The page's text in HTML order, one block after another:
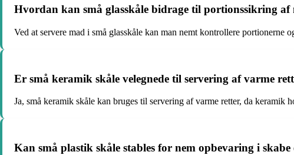
Hvordan kan små glasskåle bidrage til portionssikring af
Ved at servere mad i små glasskåle kan man nemt kontrollere portionerne
Er små keramik skåle velegnede til servering af varme
Ja, små keramik skåle kan bruges til servering af varme retter, da
Kan små plastik skåle stables for nem opbevaring i skabe